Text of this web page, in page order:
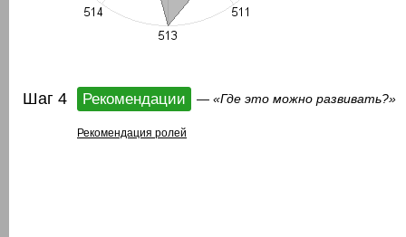
Шаг 4 Рекомендации — «Где это можно развивать?»
Рекомендация ролей